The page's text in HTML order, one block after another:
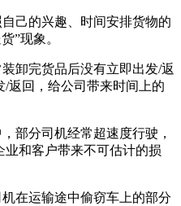
己的兴趣、时间安排货物的
”现象。
卸完货品后没有立即出发/返
返回，给公司带来时间上的
部分司机经常超速度行驶，
和客户带来不可估计的损
在运输途中偷窃车上的部分